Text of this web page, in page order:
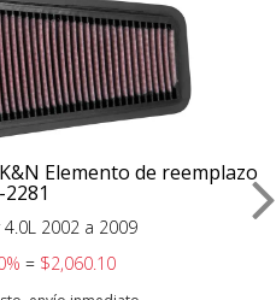
Elemento de reemplazo
2002 a 2009
= $2,060.10